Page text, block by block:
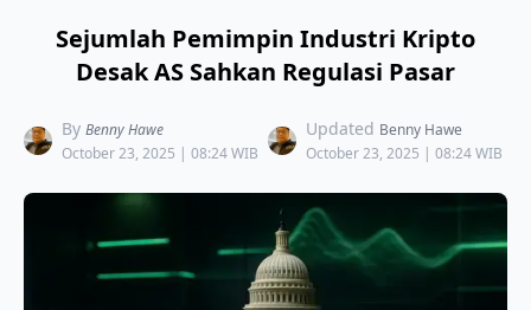
Sejumlah Pemimpin Industri Kripto
Desak AS Sahkan Regulasi Pasar
By Benny Hawe
October 23, 2025 | 08:24 WIB
Updated Benny Hawe
October 23, 2025 | 08:24 WIB